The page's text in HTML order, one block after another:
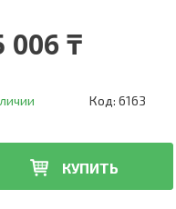
006 ₸
Код: 6163
КУПИТЬ